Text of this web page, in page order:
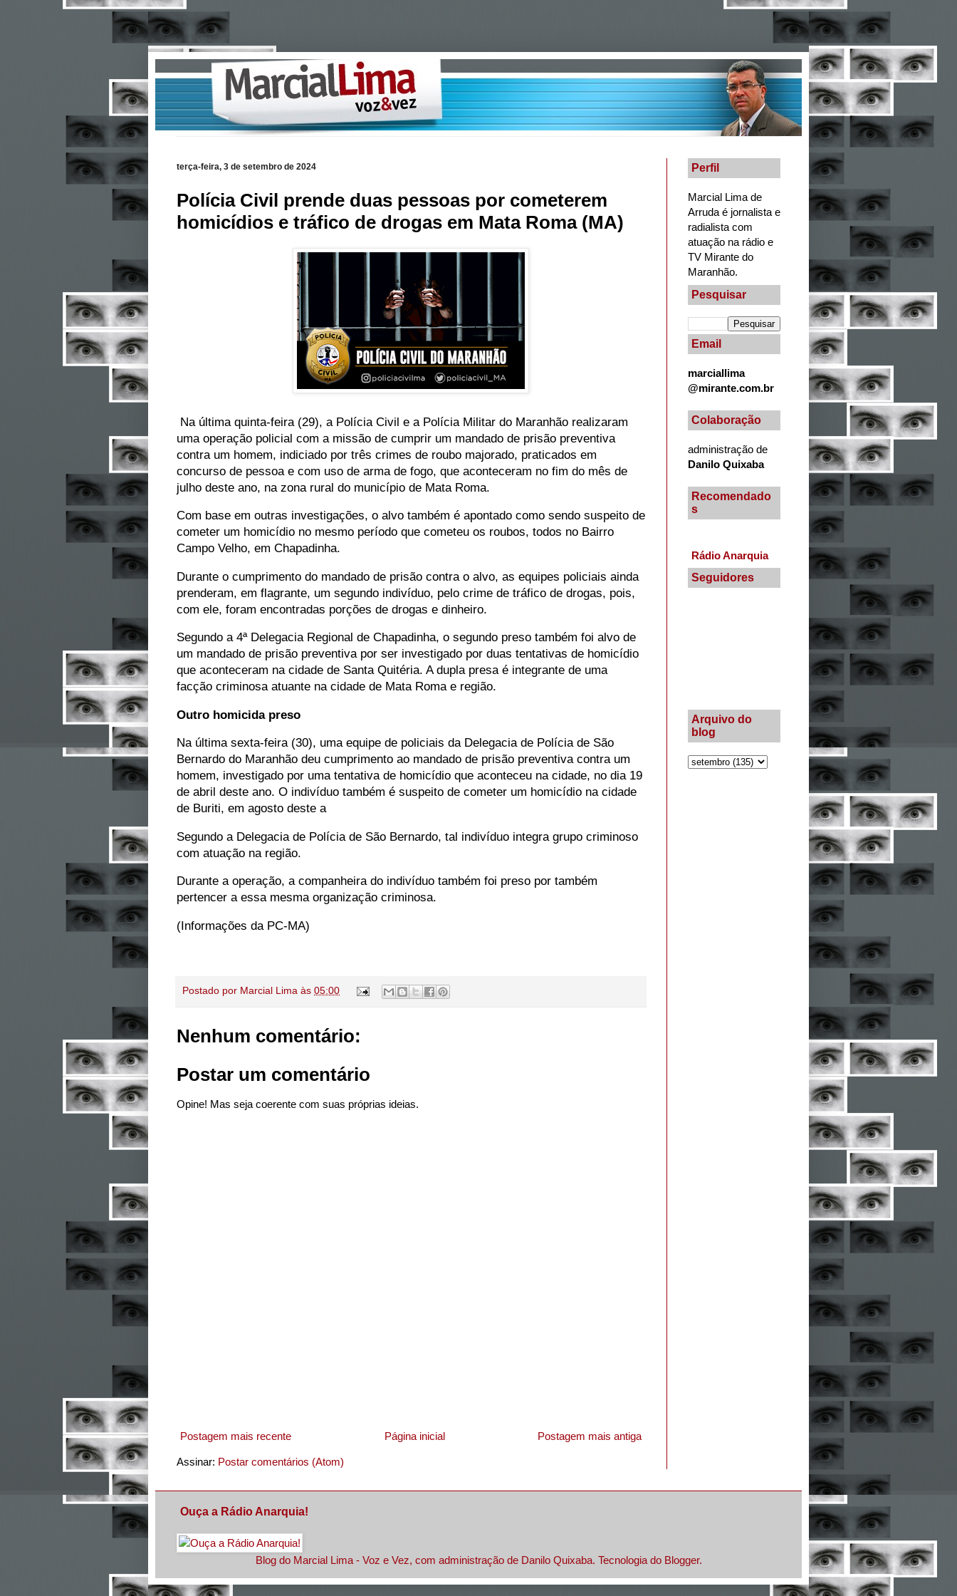
terça-feira, 3 de setembro de 2024
Polícia Civil prende duas pessoas por cometerem
homicídios e tráfico de drogas em Mata Roma (MA)
Na última quinta-feira (29), a Polícia Civil e a Polícia Militar do Maranhão realizaram
uma operação policial com a missão de cumprir um mandado de prisão preventiva
contra um homem, indiciado por três crimes de roubo majorado, praticados em
concurso de pessoa e com uso de arma de fogo, que aconteceram no fim do mês de
julho deste ano, na zona rural do município de Mata Roma.
Com base em outras investigações, o alvo também é apontado como sendo suspeito de
cometer um homicídio no mesmo período que cometeu os roubos, todos no Bairro
Campo Velho, em Chapadinha.
Durante o cumprimento do mandado de prisão contra o alvo, as equipes policiais ainda
prenderam, em flagrante, um segundo indivíduo, pelo crime de tráfico de drogas, pois,
com ele, foram encontradas porções de drogas e dinheiro.
Segundo a 4ª Delegacia Regional de Chapadinha, o segundo preso também foi alvo de
um mandado de prisão preventiva por ser investigado por duas tentativas de homicídio
que aconteceram na cidade de Santa Quitéria. A dupla presa é integrante de uma
facção criminosa atuante na cidade de Mata Roma e região.
Outro homicida preso
Na última sexta-feira (30), uma equipe de policiais da Delegacia de Polícia de São
Bernardo do Maranhão deu cumprimento ao mandado de prisão preventiva contra um
homem, investigado por uma tentativa de homicídio que aconteceu na cidade, no dia 19
de abril deste ano. O indivíduo também é suspeito de cometer um homicídio na cidade
de Buriti, em agosto deste a
Segundo a Delegacia de Polícia de São Bernardo, tal indivíduo integra grupo criminoso
com atuação na região.
Durante a operação, a companheira do indivíduo também foi preso por também
pertencer a essa mesma organização criminosa.
(Informações da PC-MA)
Postado por Marcial Lima às 05:00
Nenhum comentário:
Postar um comentário
Opine! Mas seja coerente com suas próprias ideias.
Postagem mais recente Postagem mais antiga
Página inicial
Assinar: Postar comentários (Atom)
Perfil
Marcial Lima de
Arruda é jornalista e
radialista com
atuação na rádio e
TV Mirante do
Maranhão.
Pesquisar
Email
marciallima
@mirante.com.br
Colaboração
administração de
Danilo Quixaba
Recomendado
s
Rádio Anarquia
Seguidores
Arquivo do
blog
Ouça a Rádio Anarquia!
Blog do Marcial Lima - Voz e Vez, com administração de Danilo Quixaba. Tecnologia do Blogger.